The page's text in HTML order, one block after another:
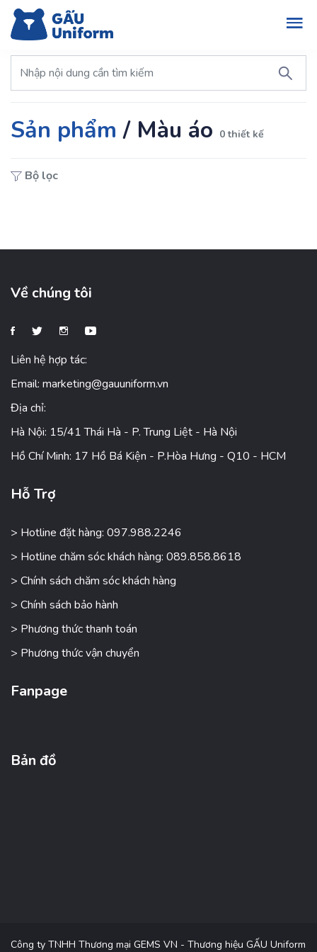
Sản phẩm / Màu áo 0 thiết kế
Bộ lọc
Về chúng tôi
Liên hệ hợp tác:
Email: marketing@gauuniform.vn
Địa chỉ:
Hà Nội: 15/41 Thái Hà - P. Trung Liệt - Hà Nội
Hồ Chí Minh: 17 Hồ Bá Kiện - P.Hòa Hưng - Q10 - HCM
Hỗ Trợ
> Hotline đặt hàng: 097.988.2246
> Hotline chăm sóc khách hàng: 089.858.8618
> Chính sách chăm sóc khách hàng
> Chính sách bảo hành
> Phương thức thanh toán
> Phương thức vận chuyển
Fanpage
Bản đồ
Công ty TNHH Thương mại GEMS VN - Thương hiệu GẤU Uniform